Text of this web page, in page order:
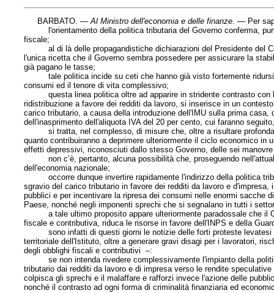
BARBATO. —Al Ministro dell'economia e delle finanze. — Per
l'orientamento della politica tributaria del Governo conferma,
fiscale;
al di là delle propagandistiche dichiarazioni del Presidente del
l'unica ricetta che il Governo sembra possedere per assicurare la
già pagano le tasse;
tale politica incide su ceti che hanno già visto fortemente ridursi
consumi ed il tenore di vita complessivo;
questa linea politica oltre ad apparire in stridente contrasto con
ridistribuzione a favore dei redditi da lavoro, si inserisce in un
carico tributario, a causa della introduzione dell'IMU sulla prima
dell'inasprimento dell'aliquota IVA del 20 per cento, cui faranno
si tratta, nel complesso, di misure che, oltre a risultare
quanto contribuiranno a deprimere ulteriormente il ciclo economico
effetti depressivi, riconosciuti dallo stesso Governo, delle sei
non c’è, pertanto, alcuna possibilità che, proseguendo
dell'economia nazionale;
occorre dunque invertire rapidamente l'indirizzo della politica
sgravio del carico tributario in favore dei redditi da lavoro e
pubblici e per incentivare la ripresa dei consumi nelle enormi sacche
Paese, nonché negli imponenti sprechi che si segnalano in tutti i
a tale ultimo proposito appare ulteriormente paradossale che il
fiscale e contributiva, riduca le risorse in favore dell'INPS e della
sono infatti di questi giorni le notizie delle forti proteste levatesi
territoriale dell'Istituto, oltre a generare gravi disagi per i lavoratori,
degli obblighi fiscali e contributivi –:
se non intenda rivedere complessivamente l'impianto della
tributario dai redditi da lavoro e di impresa verso le rendite
colpisca gli sprechi e il malaffare e rafforzi invece l'azione delle
nonché il contrasto ad ogni forma di criminalità finanziaria ed